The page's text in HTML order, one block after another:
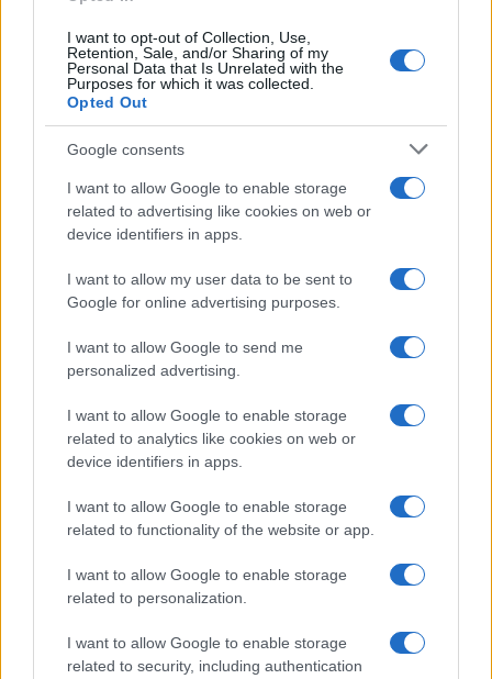
I want to opt-out of Collection, Use,
Retention, Sale, and/or Sharing of my
Personal Data that Is Unrelated with the
Purposes for which it was collected.
Opted Out
Google consents
I want to allow Google to enable storage
related to advertising like cookies on web or
device identifiers in apps.
I want to allow my user data to be sent to
Google for online advertising purposes.
I want to allow Google to send me
personalized advertising.
I want to allow Google to enable storage
related to analytics like cookies on web or
device identifiers in apps.
I want to allow Google to enable storage
related to functionality of the website or app.
I want to allow Google to enable storage
related to personalization.
I want to allow Google to enable storage
related to security, including authentication
UFFICIALE: il Lazio torna in zona rossa. Approvato il
nuovo decreto legge anti-Covid
Roma – Rissa tra riders, un accoltellato
LE PREVISIONI
Storie meteo ultime 24h
Roma · 10/08/2026